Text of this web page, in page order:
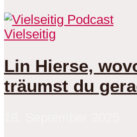
Vielseitig
Lin Hierse,
träumst du